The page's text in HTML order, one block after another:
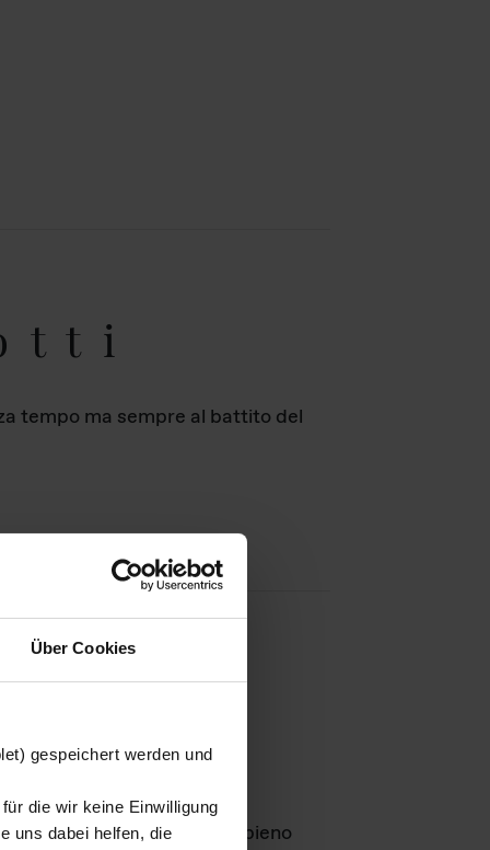
Über Cookies
gespeichert werden und
die wir keine Einwilligung
uns dabei helfen, die
tempo ma sempre al battito del
GmbH e rimangono in pieno